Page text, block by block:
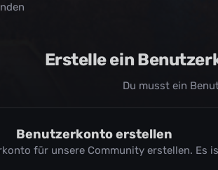
Erstelle ein
Du musst ein
Benutzerkonto erstellen
für unsere Community erstellen. Es